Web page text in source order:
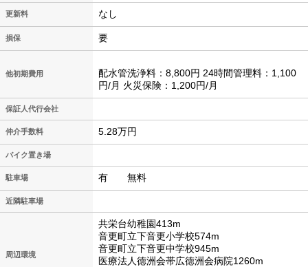
更新料 なし
損保 要
他初期費用
配水管洗浄料：8,800円 24時間管理料：1,100
円/月 火災保険：1,200円/月
保証人代行会社
仲介手数料 5.28万円
バイク置き場
駐車場 有 無料
近隣駐車場
周辺環境
共栄台幼稚園413m
音更町立下音更小学校574m
音更町立下音更中学校945m
医療法人徳洲会帯広徳洲会病院1260m